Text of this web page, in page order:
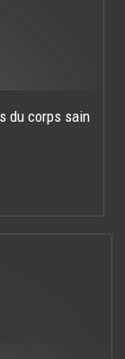
du corps sain